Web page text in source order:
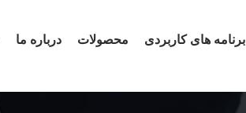
درباره ما محصولات برنامه های کاربردی